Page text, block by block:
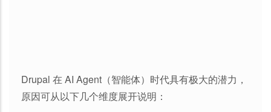
Drupal 在 AI Agent（智能体）时代具有极大的潜力，
原因可从以下几个维度展开说明：